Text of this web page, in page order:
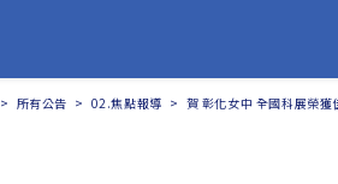
> 所有公告 > 02.焦點報導 > 賀 彰化女中 全國科展榮獲